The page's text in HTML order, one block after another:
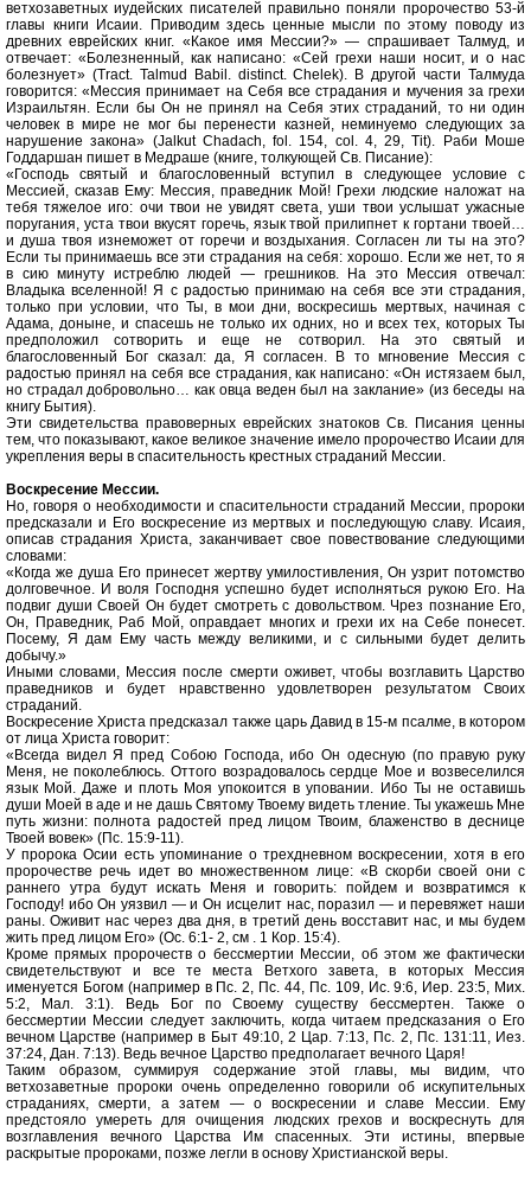
ветхозаветных иудейских писателей правильно поняли пророчество 53-й
главы книги Исаии. Приводим здесь ценные мысли по этому поводу из
древних еврейских книг. «Какое имя Мессии?» — спрашивает Талмуд, и
отвечает: «Болезненный, как написано: «Сей грехи наши носит, и о нас
болезнует» (Тrасt. Таlmud Ваbil. distinсt. Сhеlеk). В другой части Талмуда
говорится: «Мессия принимает на Себя все страдания и мучения за грехи
Израильтян. Если бы Он не принял на Себя этих страданий, то ни один
человек в мире не мог бы перенести казней, неминуемо следующих за
нарушение закона» (Jаlkut Сhаdасh, fоl. 154, соl. 4, 29, Тit). Раби Моше
Годдаршан пишет в Медраше (книге, толкующей Св. Писание):
«Господь святый и благословенный вступил в следующее условие с
Мессией, сказав Ему: Мессия, праведник Мой! Грехи людские наложат на
тебя тяжелое иго: очи твои не увидят света, уши твои услышат ужасные
поругания, уста твои вкусят горечь, язык твой прилипнет к гортани твоей…
и душа твоя изнеможет от горечи и воздыхания. Согласен ли ты на это?
Если ты принимаешь все эти страдания на себя: хорошо. Если же нет, то я
в сию минуту истреблю людей — грешников. На это Мессия отвечал:
Владыка вселенной! Я с радостью принимаю на себя все эти страдания,
только при условии, что Ты, в мои дни, воскресишь мертвых, начиная с
Адама, доныне, и спасешь не только их одних, но и всех тех, которых Ты
предположил сотворить и еще не сотворил. На это святый и
благословенный Бог сказал: да, Я согласен. В то мгновение Мессия с
радостью принял на себя все страдания, как написано: «Он истязаем был,
но страдал добровольно… как овца веден был на заклание» (из беседы на
книгу Бытия).
Эти свидетельства правоверных еврейских знатоков Св. Писания ценны
тем, что показывают, какое великое значение имело пророчество Исаии для
укрепления веры в спасительность крестных страданий Мессии.
Воскресение Мессии.
Но, говоря о необходимости и спасительности страданий Мессии, пророки
предсказали и Его воскресение из мертвых и последующую славу. Исаия,
описав страдания Христа, заканчивает свое повествование следующими
словами:
«Когда же душа Его принесет жертву умилостивления, Он узрит потомство
долговечное. И воля Господня успешно будет исполняться рукою Его. На
подвиг души Своей Он будет смотреть с довольством. Чрез познание Его,
Он, Праведник, Раб Мой, оправдает многих и грехи их на Себе понесет.
Посему, Я дам Ему часть между великими, и с сильными будет делить
добычу.»
Иными словами, Мессия после смерти оживет, чтобы возглавить Царство
праведников и будет нравственно удовлетворен результатом Своих
страданий.
Воскресение Христа предсказал также царь Давид в 15-м псалме, в котором
от лица Христа говорит:
«Всегда видел Я пред Собою Господа, ибо Он одесную (по правую руку
Меня, не поколеблюсь. Оттого возрадовалось сердце Мое и возвеселился
язык Мой. Даже и плоть Моя упокоится в уповании. Ибо Ты не оставишь
души Моей в аде и не дашь Святому Твоему видеть тление. Ты укажешь Мне
путь жизни: полнота радостей пред лицом Твоим, блаженство в деснице
Твоей вовек» (Пс. 15:9-11).
У пророка Осии есть упоминание о трехдневном воскресении, хотя в его
пророчестве речь идет во множественном лице: «В скорби своей они с
раннего утра будут искать Меня и говорить: пойдем и возвратимся к
Господу! ибо Он уязвил — и Он исцелит нас, поразил — и перевяжет наши
раны. Оживит нас через два дня, в третий день восставит нас, и мы будем
жить пред лицом Его» (Ос. 6:1- 2, см . 1 Кор. 15:4).
Кроме прямых пророчеств о бессмертии Мессии, об этом же фактически
свидетельствуют и все те места Ветхого завета, в которых Мессия
именуется Богом (например в Пс. 2, Пс. 44, Пс. 109, Ис. 9:6, Иер. 23:5, Мих.
5:2, Мал. 3:1). Ведь Бог по Своему существу бессмертен. Также о
бессмертии Мессии следует заключить, когда читаем предсказания о Его
вечном Царстве (например в Быт 49:10, 2 Цар. 7:13, Пс. 2, Пс. 131:11, Иез.
37:24, Дан. 7:13). Ведь вечное Царство предполагает вечного Царя!
Таким образом, суммируя содержание этой главы, мы видим, что
ветхозаветные пророки очень определенно говорили об искупительных
страданиях, смерти, а затем — о воскресении и славе Мессии. Ему
предстояло умереть для очищения людских грехов и воскреснуть для
возглавления вечного Царства Им спасенных. Эти истины, впервые
раскрытые пророками, позже легли в основу Христианской веры.